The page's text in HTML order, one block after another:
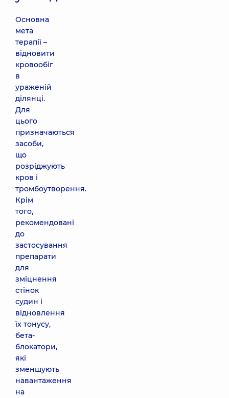
Основна
мета
терапії –
відновити
кровообіг
в
ураженій
ділянці.
Для
цього
призначаються
засоби,
що
розріджують
кров і
тромбоутворення.
Крім
того,
рекомендовані
до
застосування
препарати
для
зміцнення
стінок
судин і
відновлення
їх тонусу,
бета-
блокатори,
які
зменшують
навантаження
на